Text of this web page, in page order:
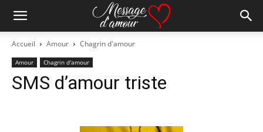
Accueil Amour Chagrin d'amour
Amour Chagrin d'amour
SMS d’amour triste